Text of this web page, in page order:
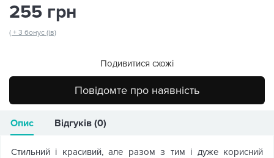
255 грн
( + 3 бонус (ів)
Подивитися схожі
Повідомте про наявність
Опис Відгуків (0)
Стильний і красивий, але разом з тим і дуже корисний